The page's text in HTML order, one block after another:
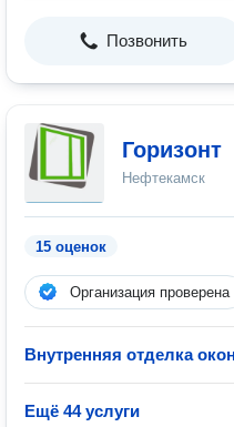
Позвонить
Горизонт
Нефтекамск
15 оценок
Организация проверена
Внутренняя отделка
Ещё 44 услуги